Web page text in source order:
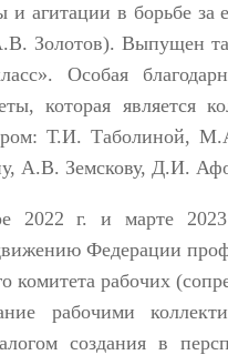
и агитации в борьбе
Золотов). Выпущен
Особая
которая является
Т.И. Таболиной,
А.В. Земскову, Д.И.
2022 г. и марте
Федерации
комитета рабочих
рабочими
создания в